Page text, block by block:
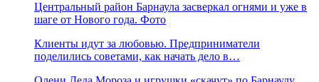
Центральный район Барнаула засверкал огнями и уже в
шаге от Нового года. Фото
Клиенты идут за любовью. Предприниматели
поделились советами, как начать дело в…